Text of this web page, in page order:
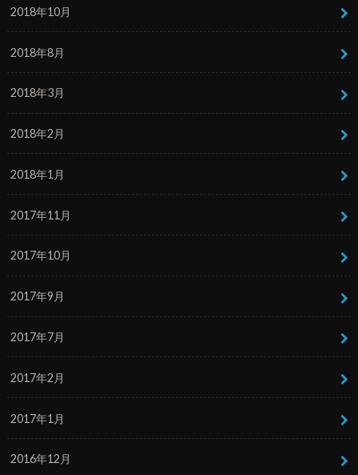
2018年10月
2018年8月
2018年3月
2018年2月
2018年1月
2017年11月
2017年10月
2017年9月
2017年7月
2017年2月
2017年1月
2016年12月